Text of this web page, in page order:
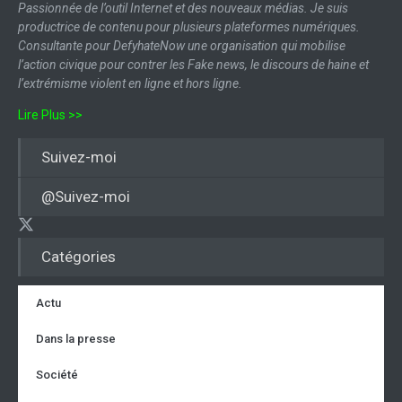
Catégories
Actu
Dans la presse
Société
Passionnée de l’outil Internet et des nouveaux médias. Je suis
productrice de contenu pour plusieurs plateformes numériques.
Consultante pour DefyhateNow une organisation qui mobilise
l’action civique pour contrer les Fake news, le discours de haine et
l’extrémisme violent en ligne et hors ligne.
Lire Plus >>
Suivez-moi
@Suivez-moi